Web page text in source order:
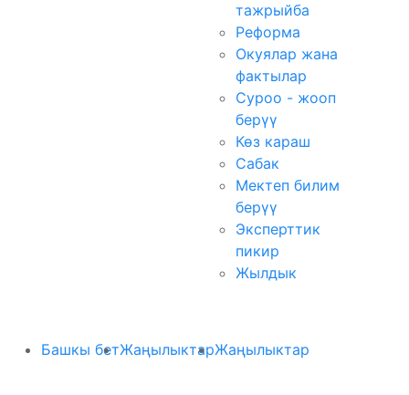
тажрыйба
Реформа
Окуялар жана
фактылар
Суроо - жооп
берүү
Көз караш
Сабак
Мектеп билим
берүү
Эксперттик
пикир
Жылдык
Башкы бетЖаңылыктарЖаңылыктар